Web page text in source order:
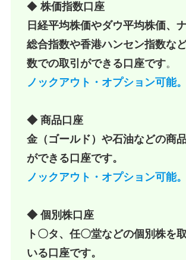
◆株価指数口座
日経平均株価やダウ平均株価、
総合指数や香港ハンセン指数な
数での取引ができる口座です。
ノックアウト・オプション可能。
◆ 商品口座
金（ゴールド）や石油などの商
ができる口座です。
ノックアウト・オプション可能。
◆ 個別株口座
ト〇タ、任〇堂などの個別株を
いる口座です。